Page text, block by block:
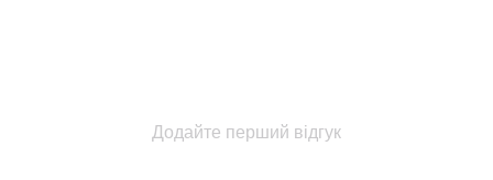
Додайте перший відгук